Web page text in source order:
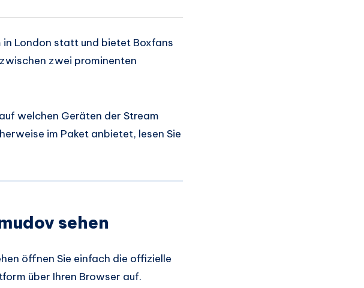
London statt und bietet Boxfans
zwei prominenten
welchen Geräten der Stream
im Paket anbietet, lesen Sie
sehen
öffnen Sie einfach die offizielle
über Ihren Browser auf.